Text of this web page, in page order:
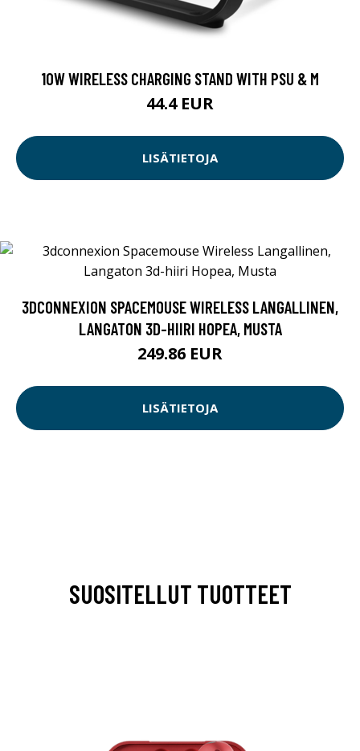
10W WIRELESS CHARGING STAND WITH PSU & M
44.4 EUR
LISÄTIETOJA
3DCONNEXION SPACEMOUSE WIRELESS LANGALLINEN,
LANGATON 3D-HIIRI HOPEA, MUSTA
249.86 EUR
LISÄTIETOJA
SUOSITELLUT TUOTTEET